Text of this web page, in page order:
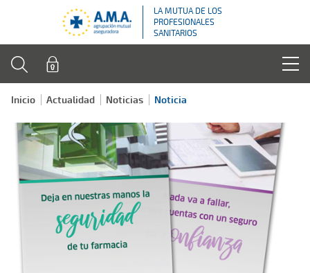
LA MUTUA DE LOS
PROFESIONALES
SANITARIOS
Inicio Actualidad Noticias Noticia